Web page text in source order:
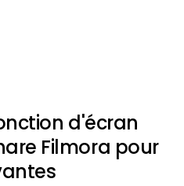
d'écran
Filmora pour